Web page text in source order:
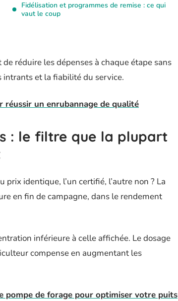
Fidélisation et programmes de remise : ce qui
vaut le coup
de réduire les dépenses à chaque étape sans
intrants et la fiabilité du service.
réussir un enrubannage de qualité
: le filtre que la plupart
prix identique, l’un certifié, l’autre non ? La
en fin de campagne, dans le rendement
inférieure à celle affichée. Le dosage
compense en augmentant les
pompe de forage pour optimiser votre puits